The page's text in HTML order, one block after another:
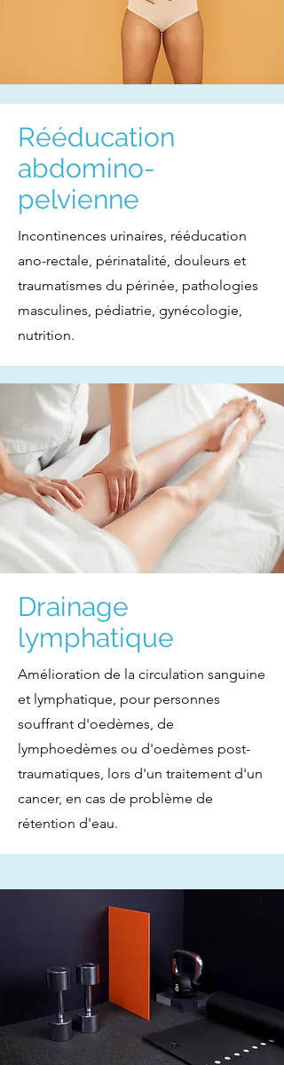
Rééducation
abdomino-
pelvienne
Incontinences urinaires, rééducation
ano-rectale, périnatalité, douleurs et
traumatismes du périnée, pathologies
masculines, pédiatrie, gynécologie,
nutrition.
Drainage
lymphatique
Amélioration de la circulation sanguine
et lymphatique, pour personnes
souffrant d'oedèmes, de
lymphoedèmes ou d'oedèmes post-
traumatiques, lors d'un traitement d'un
cancer, en cas de problème de
rétention d'eau.